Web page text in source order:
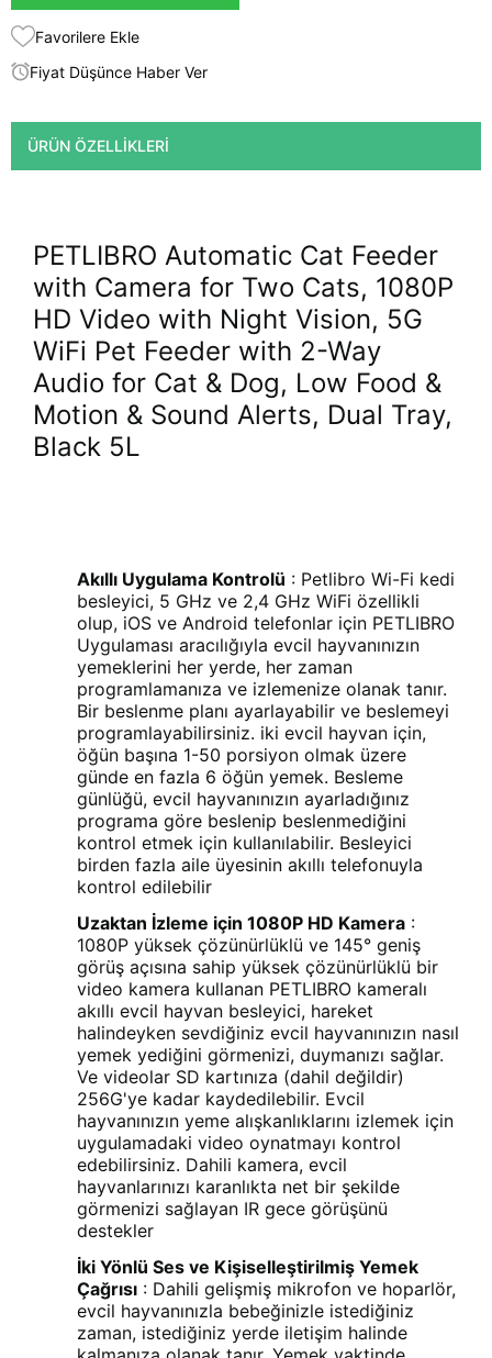
Favorilere Ekle
Fiyat Düşünce Haber Ver
ÜRÜN ÖZELLIKLERI
PETLIBRO Automatic Cat Feeder
with Camera for Two Cats, 1080P
HD Video with Night Vision, 5G
WiFi Pet Feeder with 2-Way
Audio for Cat & Dog, Low Food &
Motion & Sound Alerts, Dual Tray,
Black 5L
Akıllı Uygulama Kontrolü : Petlibro Wi-Fi kedi
besleyici, 5 GHz ve 2,4 GHz WiFi özellikli
olup, iOS ve Android telefonlar için PETLIBRO
Uygulaması aracılığıyla evcil hayvanınızın
yemeklerini her yerde, her zaman
programlamanıza ve izlemenize olanak tanır.
Bir beslenme planı ayarlayabilir ve beslemeyi
programlayabilirsiniz. iki evcil hayvan için,
öğün başına 1-50 porsiyon olmak üzere
günde en fazla 6 öğün yemek. Besleme
günlüğü, evcil hayvanınızın ayarladığınız
programa göre beslenip beslenmediğini
kontrol etmek için kullanılabilir. Besleyici
birden fazla aile üyesinin akıllı telefonuyla
kontrol edilebilir
Uzaktan İzleme için 1080P HD Kamera :
1080P yüksek çözünürlüklü ve 145° geniş
görüş açısına sahip yüksek çözünürlüklü bir
video kamera kullanan PETLIBRO kameralı
akıllı evcil hayvan besleyici, hareket
halindeyken sevdiğiniz evcil hayvanınızın nasıl
yemek yediğini görmenizi, duymanızı sağlar.
Ve videolar SD kartınıza (dahil değildir)
256G'ye kadar kaydedilebilir. Evcil
hayvanınızın yeme alışkanlıklarını izlemek için
uygulamadaki video oynatmayı kontrol
edebilirsiniz. Dahili kamera, evcil
hayvanlarınızı karanlıkta net bir şekilde
görmenizi sağlayan IR gece görüşünü
destekler
İki Yönlü Ses ve Kişiselleştirilmiş Yemek
Çağrısı : Dahili gelişmiş mikrofon ve hoparlör,
evcil hayvanınızla bebeğinizle istediğiniz
zaman, istediğiniz yerde iletişim halinde